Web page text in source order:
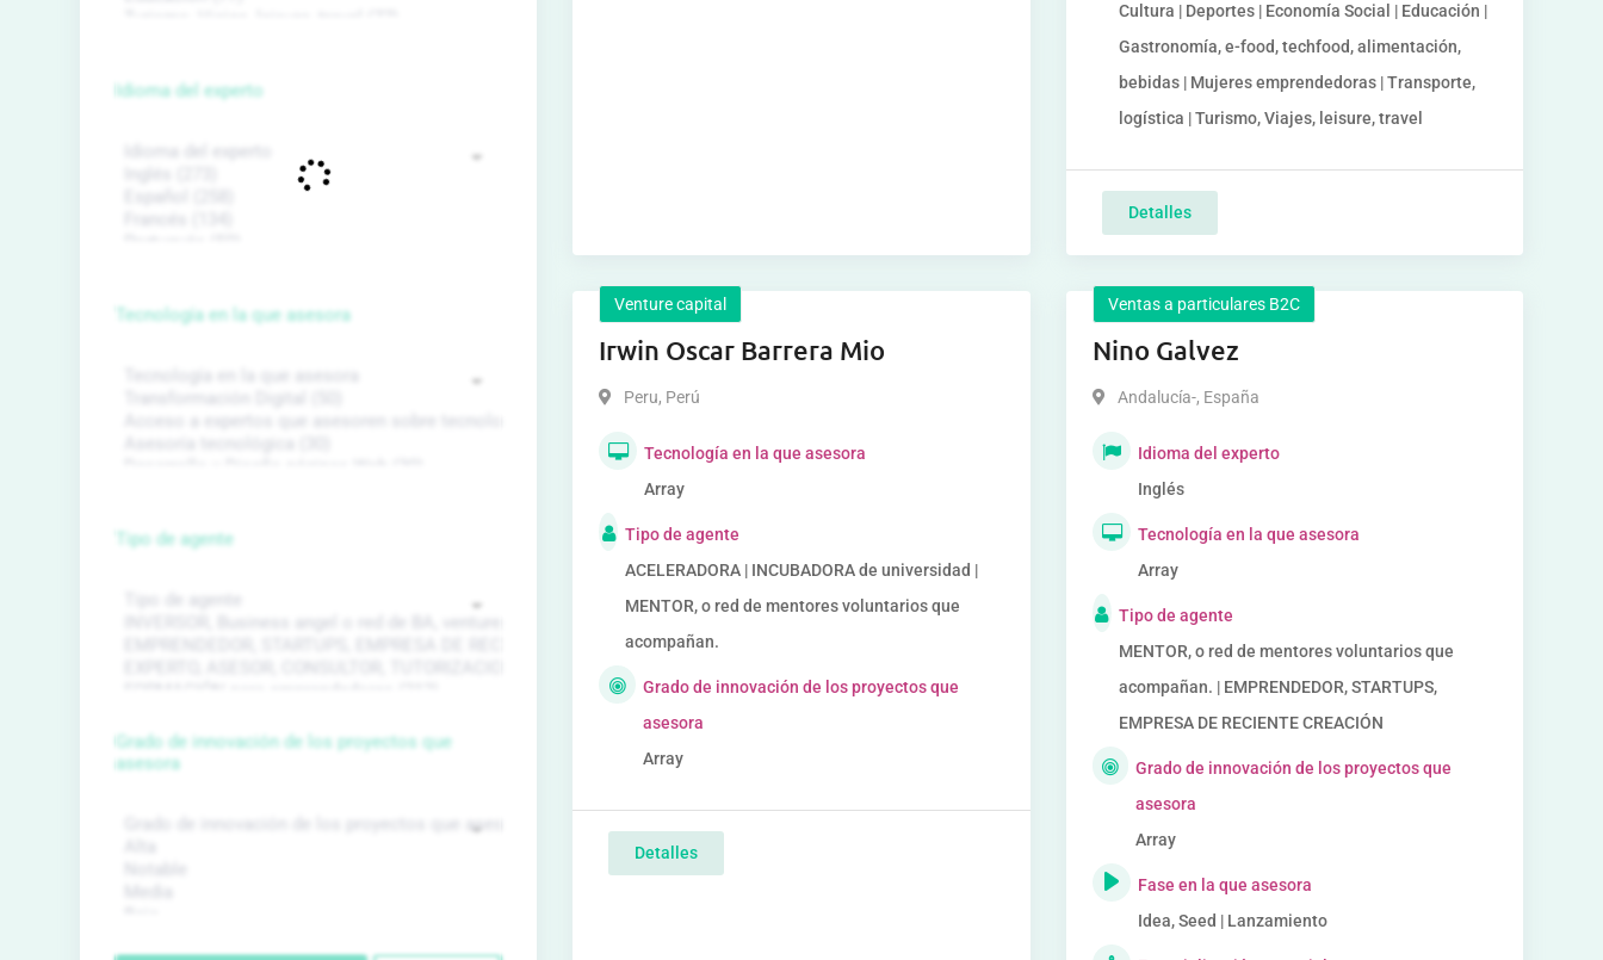
Cultura | Deportes | Economía Social | Educación |
Gastronomía, e-food, techfood, alimentación,
bebidas | Mujeres emprendedoras | Transporte,
logística | Turismo, Viajes, leisure, travel
Detalles
Venture capital
Irwin Oscar Barrera Mio
Peru, Perú
Tecnología en la que asesora
Array
Tipo de agente
ACELERADORA | INCUBADORA de universidad |
MENTOR, o red de mentores voluntarios que
acompañan.
Grado de innovación de los proyectos que
asesora
Array
Detalles
Ventas a particulares B2C
Nino Galvez
Andalucía-, España
Idioma del experto
Inglés
Tecnología en la que asesora
Array
Tipo de agente
MENTOR, o red de mentores voluntarios que
acompañan. | EMPRENDEDOR, STARTUPS,
EMPRESA DE RECIENTE CREACIÓN
Grado de innovación de los proyectos que
asesora
Array
Fase en la que asesora
Idea, Seed | Lanzamiento
Idioma del experto
Tecnología en la que asesora
Tipo de agente
Grado de innovación de los proyectos que
asesora